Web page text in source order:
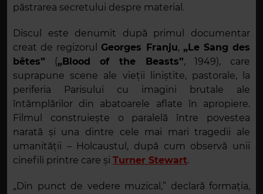
păstrarea secretului despre material.
Discul este denumit după primul documentar
creat de regizorul Georges Franju, „Le Sang des
bêtes” („Blood of the Beasts”, 1949), care
suprapune scene ale vieții liniștite, pastorale, la
periferia Parisului cu imagini brutale ale
întâmplărilor din abatoarele aflate în apropiere.
Filmul construiește o paralelă între povestea
narată și una dintre cele mai mari tragedii ale
umanității – Holcaustul, după cum observă unii
cinefili printre care și Turner Stewart.
„Din punct de vedere muzical,” declară formația,